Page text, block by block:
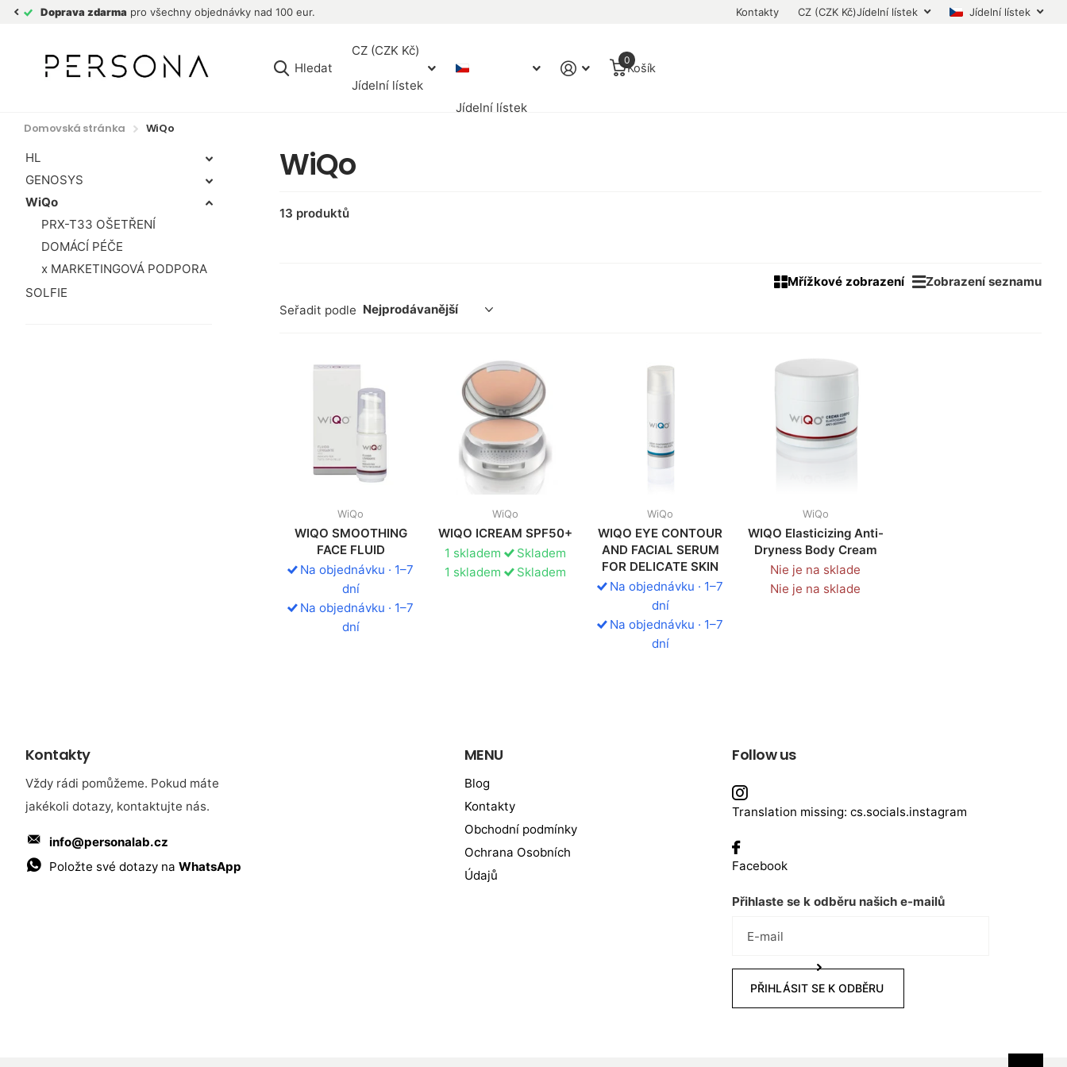
Odeslání do 24 h Kontakty CZ (CZK Kč)Jídelní lístek Jídelní lístek
Hledat
CZ (CZK Kč)
Jídelní lístek
Jídelní lístek
Košík
0
Domovská stránka WiQo
WiQo
13 produktů
Mřížkové zobrazení
Zobrazení seznamu
Seřadit podle
WiQo
WIQO SMOOTHING
FACE FLUID
Na objednávku · 1–7
dní
Na objednávku · 1–7
dní
WiQo
WIQO ICREAM SPF50+
1 skladem
Skladem
1 skladem
Skladem
WiQo
WIQO EYE CONTOUR
AND FACIAL SERUM
FOR DELICATE SKIN
Na objednávku · 1–7
dní
Na objednávku · 1–7
dní
WiQo
WIQO Elasticizing Anti-
Dryness Body Cream
Nie je na sklade
Nie je na sklade
HL
GENOSYS
WiQo
PRX-T33 OŠETŘENÍ
DOMÁCÍ PÉČE
x MARKETINGOVÁ PODPORA
SOLFIE
Kontakty
Vždy rádi pomůžeme. Pokud máte
jakékoli dotazy, kontaktujte nás.
info@personalab.cz
Položte své dotazy naWhatsApp
MENU
Blog
Kontakty
Obchodní podmínky
Ochrana Osobních
Údajů
Follow us
Translation missing: cs.socials.instagram
Facebook
Přihlaste se k odběru našich e-mailů
PŘIHLÁSIT SE K ODBĚRU